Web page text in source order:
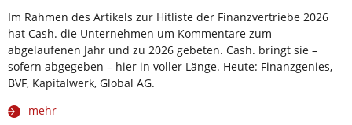
Im Rahmen des Artikels zur Hitliste der Finanzvertriebe 2026
hat Cash. die Unternehmen um Kommentare zum
abgelaufenen Jahr und zu 2026 gebeten. Cash. bringt sie –
sofern abgegeben – hier in voller Länge. Heute: Finanzgenies,
BVF, Kapitalwerk, Global AG.
mehr